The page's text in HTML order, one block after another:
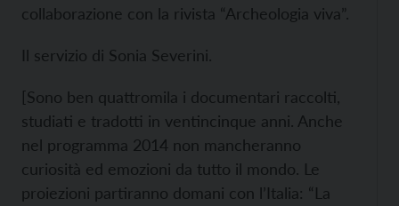
collaborazione con la rivista “Archeologia viva”.
Il servizio di Sonia Severini.
[Sono ben quattromila i documentari raccolti,
studiati e tradotti in ventincinque anni. Anche
nel programma 2014 non mancheranno
curiosità ed emozioni da tutto il mondo. Le
proiezioni partiranno domani con l’Italia: “La